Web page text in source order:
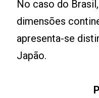
No caso do
dimensões
apresenta-se
Japão.